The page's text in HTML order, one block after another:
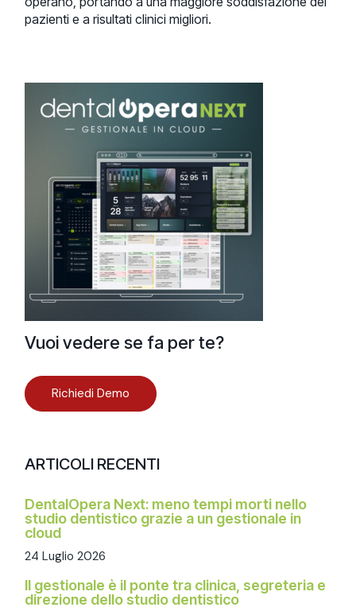
pazienti e a risultati clinici migliori.
Vuoi vedere se fa per te?
Richiedi Demo
ARTICOLI RECENTI
DentalOpera Next: meno tempi morti nello
studio dentistico grazie a un gestionale in
cloud
24 Luglio 2026
Il gestionale è il ponte tra clinica, segreteria e
direzione dello studio dentistico